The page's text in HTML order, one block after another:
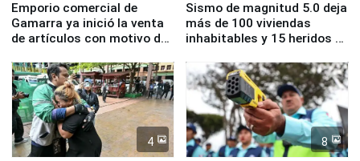
Emporio comercial de
Gamarra ya inició la venta
de artículos con motivo de
Sismo de magnitud 5.0 deja
más de 100 viviendas
inhabitables y 15 heridos en
4 8